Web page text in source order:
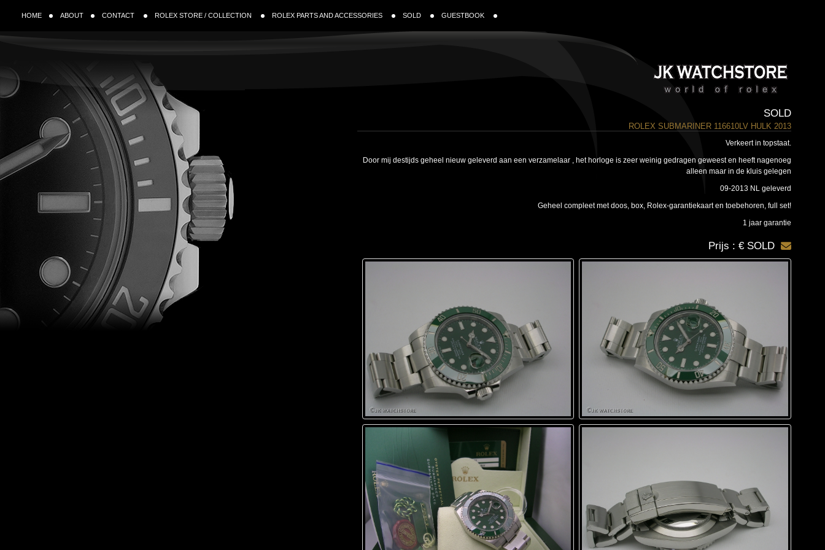
HOME ABOUT CONTACT ROLEX STORE / COLLECTION ROLEX PARTS AND ACCESSORIES SOLD GUESTBOOK
SOLD
ROLEX SUBMARINER 116610LV HULK 2013
Verkeert in topstaat.
Door mij destijds geheel nieuw geleverd aan een verzamelaar , het horloge is zeer weinig gedragen geweest en heeft nagenoeg
alleen maar in de kluis gelegen
09-2013 NL geleverd
Geheel compleet met doos, box, Rolex-garantiekaart en toebehoren, full set!
1 jaar garantie
Prijs : € SOLD